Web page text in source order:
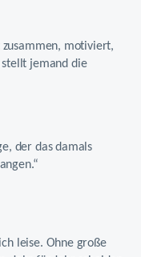
zusammen, motiviert,
jemand die
der das damals
leise. Ohne große